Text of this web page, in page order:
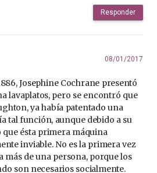
Responder
08/01/2017
Josephine Cochrane presentó
lavaplatos, pero se encontró que
ya había patentado una
tal función, aunque debido a su
ésta primera máquina
inviable. No es la primera vez
más de una persona, porque los
son necesarios socialmente.